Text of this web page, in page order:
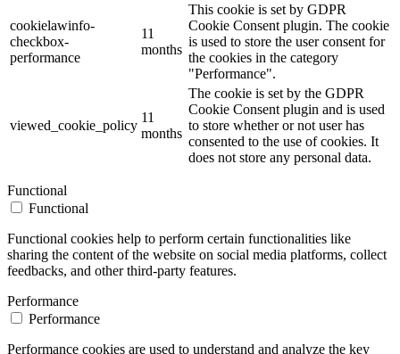
cookielawinfo-
checkbox-
performance
11
months
This cookie is set by GDPR
Cookie Consent plugin. The cookie
is used to store the user consent for
the cookies in the category
"Performance".
viewed_cookie_policy
11
months
The cookie is set by the GDPR
Cookie Consent plugin and is used
to store whether or not user has
consented to the use of cookies. It
does not store any personal data.
Functional
Functional
Functional cookies help to perform certain functionalities like
sharing the content of the website on social media platforms, collect
feedbacks, and other third-party features.
Performance
Performance
Performance cookies are used to understand and analyze the key